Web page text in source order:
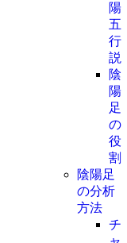
陽
五
行
説
陰
陽
足
の
役
割
陰陽足
の分析
方法
チ